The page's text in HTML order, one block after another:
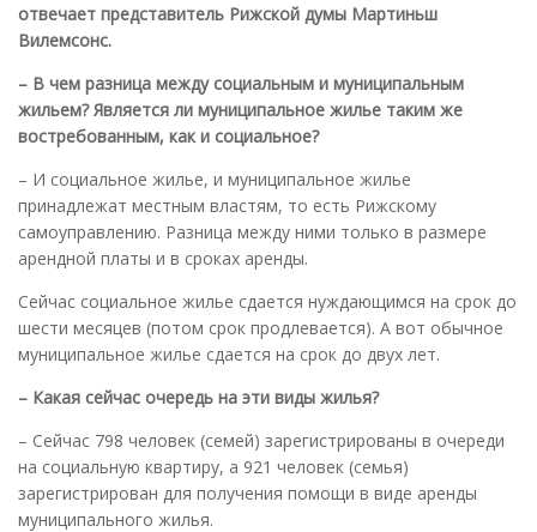
отвечает представитель Рижской думы Мартиньш
Вилемсонс.
– В чем разница между социальным и муниципальным
жильем?Является ли муниципальное жилье таким же
востребованным, как и социальное?
– И социальное жилье, и муниципальное жилье
принадлежат местным властям, то есть Рижскому
самоуправлению. Разница между ними только в размере
арендной платы и в сроках аренды.
Сейчас социальное жилье сдается нуждающимся на срок до
шести месяцев (потом срок продлевается). А вот обычное
муниципальное жилье сдается на срок до двух лет.
– Какая сейчас очередь на эти виды жилья?
– Сейчас 798 человек (семей) зарегистрированы в очереди
на социальную квартиру, а 921 человек (семья)
зарегистрирован для получения помощи в виде аренды
муниципального жилья.